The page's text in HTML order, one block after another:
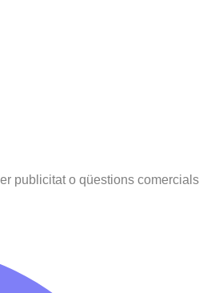
publicitat o qüestions comercials